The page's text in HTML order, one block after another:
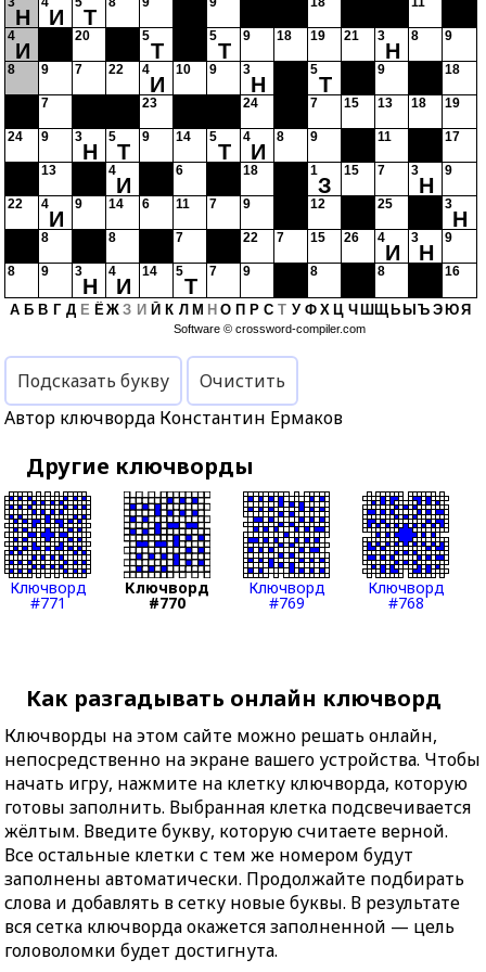
Н И Т
4
И
20 5
Т
5
Т
9 18 19 21 3
Н
8 9
8 9 7 22 4
И
10 9 3
Н
5
Т
9 18
7 23 24 7 15 13 18 19
24 9 3
Н
5
Т
9 14 5
Т
4
И
8 9 11 17
13 4
И
6 18 1
З
15 7 3
Н
9
22 4
И
9 14 6 11 7 9 12 25 3
Н
8 8 7 22 7 15 26 4
И
3
Н
9
8 9 3
Н
4
И
14 5
Т
7 9 8 8 16
А Б В Г Д Е ЁЖ З И Й К Л М Н О П Р С Т У Ф Х Ц Ч Ш Щ Ь Ы Ъ Э ЮЯ
Software ©crossword-compiler.com
Подсказать букву
Очистить
Автор ключворда Константин Ермаков
Другие ключворды
Ключворд
#771
Ключворд
#770
Ключворд
#769
Ключворд
#768
Как разгадывать онлайн ключворд
Ключворды на этом сайте можно решать онлайн,
непосредственно на экране вашего устройства. Чтобы
начать игру, нажмите на клетку ключворда, которую
готовы заполнить. Выбранная клетка подсвечивается
жёлтым. Введите букву, которую считаете верной.
Все остальные клетки с тем же номером будут
заполнены автоматически. Продолжайте подбирать
слова и добавлять в сетку новые буквы. В результате
вся сетка ключворда окажется заполненной — цель
головоломки будет достигнута.